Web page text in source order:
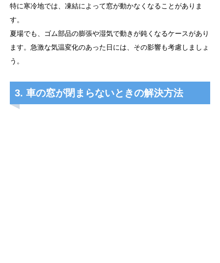
特に寒冷地では、凍結によって窓が動かなくなることがありま
す。
夏場でも、ゴム部品の膨張や湿気で動きが鈍くなるケースがあり
ます。急激な気温変化のあった日には、その影響も考慮しましょ
う。
3. 車の窓が閉まらないときの解決方法